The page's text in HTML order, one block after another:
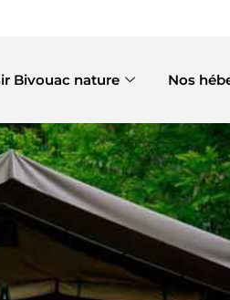
Bivouac nature Nos